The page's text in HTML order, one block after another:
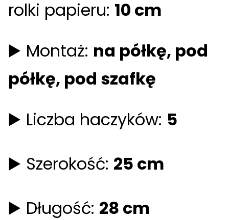
rolki papieru: 10 cm
▶️ Montaż: na półkę, pod
półkę, pod szafkę
▶️ Liczba haczyków: 5
▶️ Szerokość: 25 cm
▶️ Długość: 28 cm